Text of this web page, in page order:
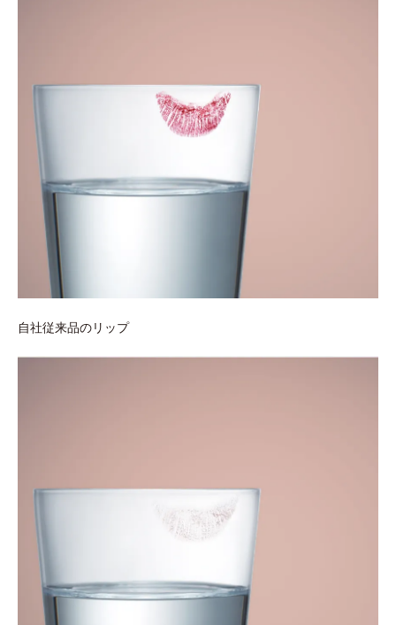
自社従来品のリップ